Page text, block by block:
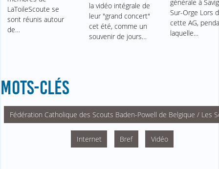
LaToileScoute se
sont réunis autour
de…
la vidéo intégrale de
leur "grand concert"
cet été, comme un
souvenir de jours…
générale à
Sur-Orge Lors
cette AG,
laquelle…
MOTS-CLÉS
Fédération Catholique des Scouts Baden-Powell de Belgique / Les
Internet Bref Vidéo